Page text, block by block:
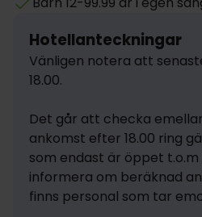
Hotellanteckningar
Vänligen notera att
18.00.
Det går att checka emellan
ankomst efter 18.00 ring
som endast är öppet t.o.m
informera om beräknad
finns personal som tar